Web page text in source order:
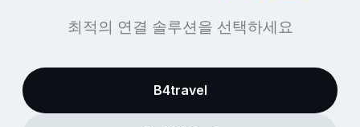
최적의 연결 솔루션을 선택하세요
B4travel